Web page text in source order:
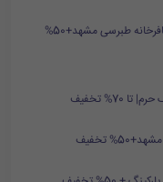
مسافرخانه ارزان مشهد طبرسی | قیمت و شماره مسافرخانه طبرسی مشهد+50%
تخفیف
تخفیف